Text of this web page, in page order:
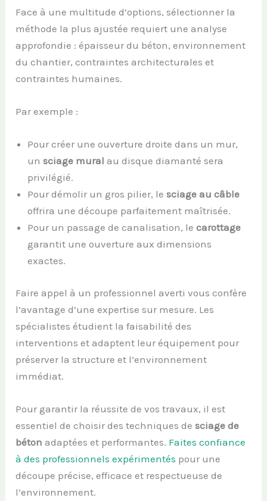
Face à une multitude d’options, sélectionner la
méthode la plus ajustée requiert une analyse
approfondie : épaisseur du béton, environnement
du chantier, contraintes architecturales et
contraintes humaines.
Par exemple :
Pour créer une ouverture droite dans un mur,
unsciage mural au disque diamanté sera
privilégié.
Pour démolir un gros pilier, lesciage au câble
offrira une découpe parfaitement maîtrisée.
Pour un passage de canalisation, lecarottage
garantit une ouverture aux dimensions
exactes.
Faire appel à un professionnel averti vous confère
l’avantage d’une expertise sur mesure. Les
spécialistes étudient la faisabilité des
interventions et adaptent leur équipement pour
préserver la structure et l’environnement
immédiat.
Pour garantir la réussite de vos travaux, il est
essentiel de choisir des techniques desciage de
béton adaptées et performantes. Faites confiance
à des professionnels expérimentés pour une
découpe précise, efficace et respectueuse de
l’environnement.